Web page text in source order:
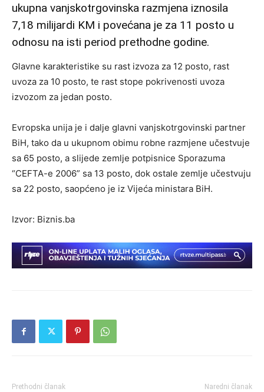
ukupna vanjskotrgovinska razmjena iznosila
7,18 milijardi KM i povećana je za 11 posto u
odnosu na isti period prethodne godine.
Glavne karakteristike su rast izvoza za 12 posto, rast
uvoza za 10 posto, te rast stope pokrivenosti uvoza
izvozom za jedan posto.
Evropska unija je i dalje glavni vanjskotrgovinski partner
BiH, tako da u ukupnom obimu robne razmjene učestvuje
sa 65 posto, a slijede zemlje potpisnice Sporazuma
“CEFTA-e 2006” sa 13 posto, dok ostale zemlje učestvuju
sa 22 posto, saopćeno je iz Vijeća ministara BiH.
Izvor: Biznis.ba
Prethodni članak Naredni članak